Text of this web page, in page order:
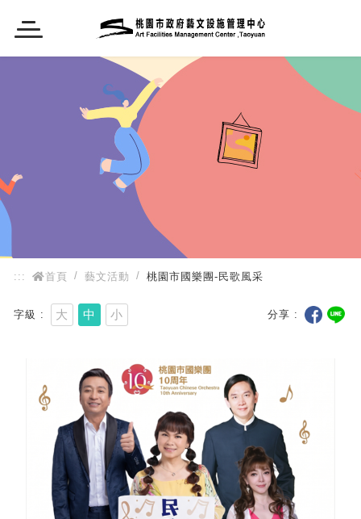
::: 首頁 藝文活動 桃園市國樂團-民歌風采
字級 大 中 小 分享